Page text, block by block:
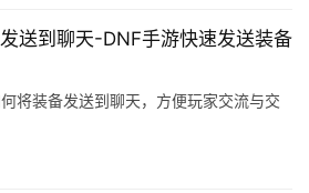
送到聊天-DNF手游快速发送装备
将装备发送到聊天，方便玩家交流与交